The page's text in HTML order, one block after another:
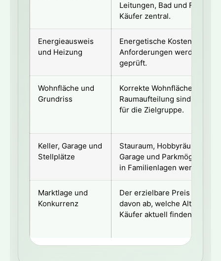
Leitungen, Bad und
Käufer zentral.
Energieausweis
und Heizung
Energetische Kosten und
Anforderungen werden
geprüft.
Wohnfläche und
Grundriss
Korrekte Wohnfläche und
Raumaufteilung sind
für die Zielgruppe.
Keller, Garage und
Stellplätze
Stauraum, Hobbyräume,
Garage und
in Familienlagen
Marktlage und
Konkurrenz
Der erzielbare Preis hängt
davon ab, welche
Käufer aktuell finden.